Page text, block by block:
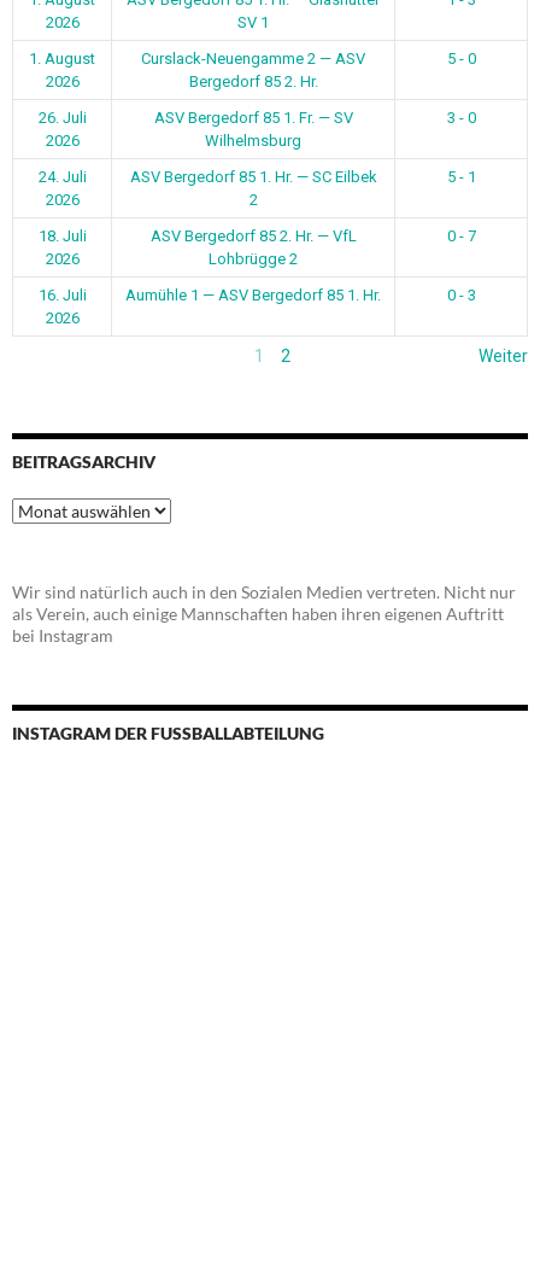
2026
SV 1
1. August
2026
Curslack-Neuengamme 2 — ASV
Bergedorf 85 2. Hr.
5 - 0
26. Juli
2026
ASV Bergedorf 85 1. Fr. — SV
Wilhelmsburg
3 - 0
24. Juli
2026
ASV Bergedorf 85 1. Hr. — SC Eilbek
2
5 - 1
18. Juli
2026
ASV Bergedorf 85 2. Hr. — VfL
Lohbrügge 2
0 - 7
16. Juli
2026
Aumühle 1 — ASV Bergedorf 85 1. Hr. 0 - 3
1 2 Weiter
BEITRAGSARCHIV
Beitragsarchiv
Wir sind natürlich auch in den Sozialen Medien vertreten. Nicht nur
als Verein, auch einige Mannschaften haben ihren eigenen Auftritt
bei Instagram
INSTAGRAM DER FUSSBALLABTEILUNG